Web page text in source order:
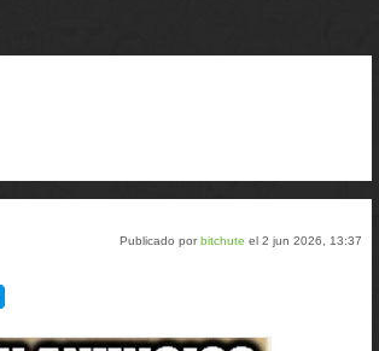
Publicado porbitchute el 2 jun 2026, 13:37